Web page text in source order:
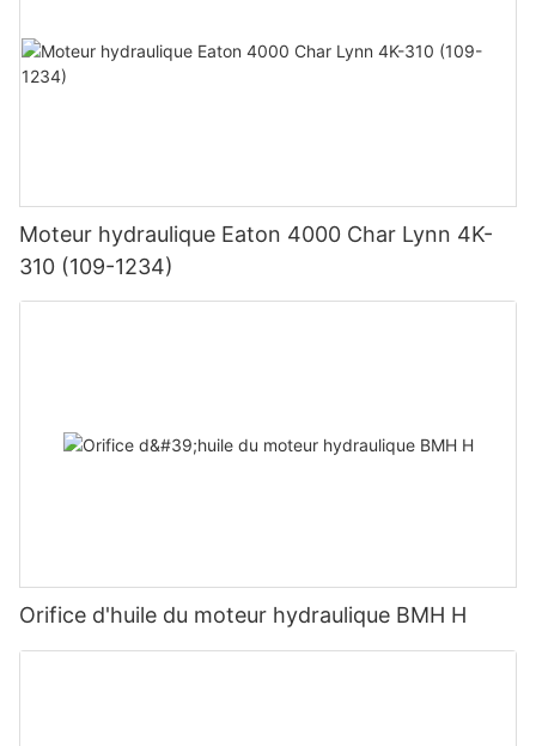
Moteur hydraulique Eaton 4000 Char Lynn 4K-
310 (109-1234)
Orifice d'huile du moteur hydraulique BMH H